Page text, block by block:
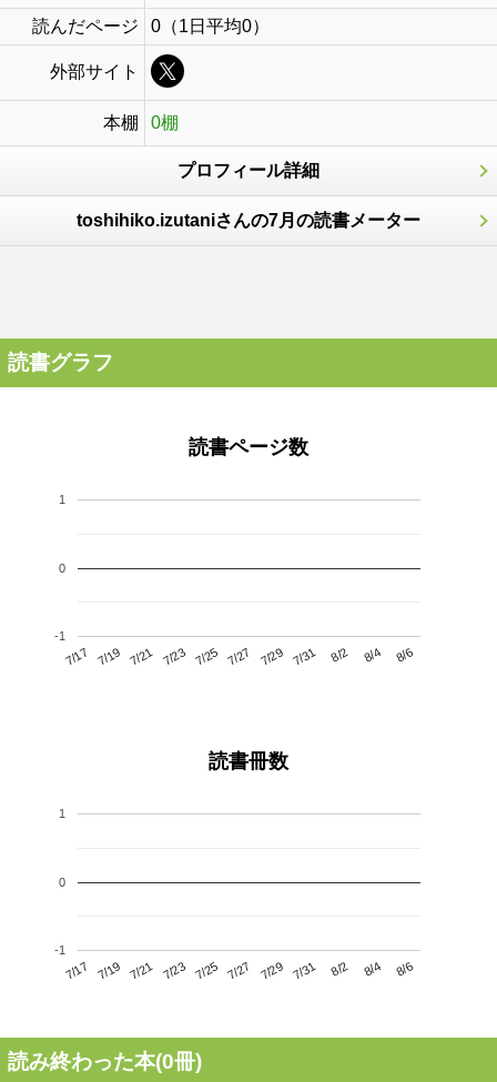
読んだページ
0（1日平均0）
外部サイト
本棚 0棚
プロフィール詳細
toshihiko.izutaniさんの7月の読書メーター
読書グラフ
読書ページ数
7/17 7/19 7/21 7/23 7/25 7/27 7/29 7/31 8/2 8/4 8/6
-1
0
1
読書冊数
7/17 7/19 7/21 7/23 7/25 7/27 7/29 7/31 8/2 8/4 8/6
-1
0
1
読み終わった本(0冊)